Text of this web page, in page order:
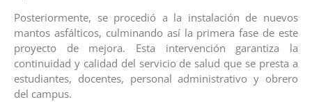
Posteriormente, se procedió a la instalación de nuevos
mantos asfálticos, culminando así la primera fase de este
proyecto de mejora. Esta intervención garantiza la
continuidad y calidad del servicio de salud que se presta a
estudiantes, docentes, personal administrativo y obrero
del campus.